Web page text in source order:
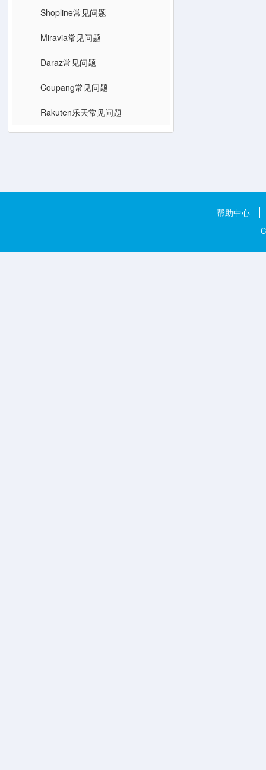
Shopline常见问题
Miravia常见问题
Daraz常见问题
Coupang常见问题
Rakuten乐天常见问题
帮助中心